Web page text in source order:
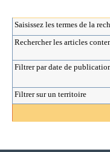
Saisissez les termes de la
Rechercher les articles
Filtrer par date de
Filtrer sur un territoire